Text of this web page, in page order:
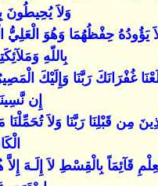
وَلاَ
بِاللّهِ
غُفْرَانَكَ رَبَّنَا وَإِلَيْكَ
إِن
مِن قَبْلِنَا رَبَّنَا وَلاَ
الْعِلْمِ قَآئِمَاً بِالْقِسْطِ لاَ